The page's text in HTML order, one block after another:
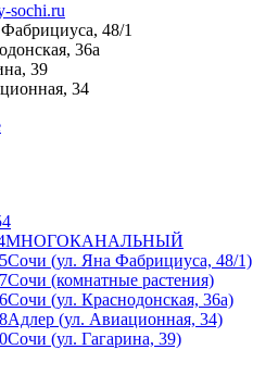
sochi.ru
48/1
36а
39
34
МНОГОКАНАЛЬНЫЙ
Сочи (ул. Яна Фабрициуса, 48/1)
Сочи (комнатные растения)
Сочи (ул. Краснодонская, 36а)
Адлер (ул. Авиационная, 34)
Сочи (ул. Гагарина, 39)